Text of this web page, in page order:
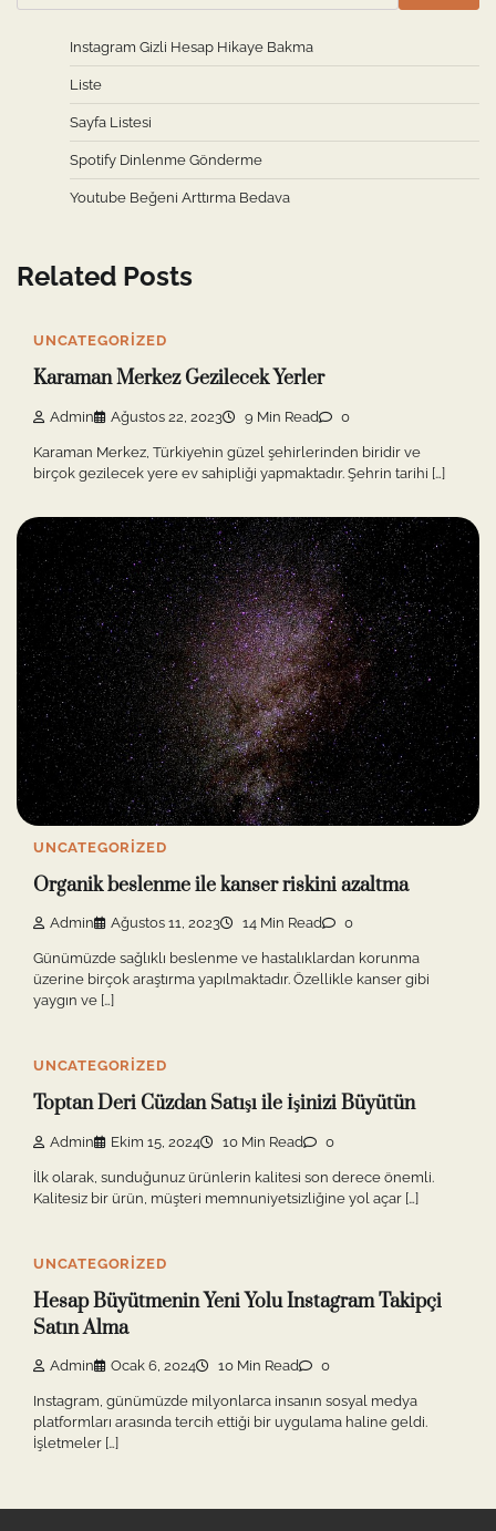
Instagram Gizli Hesap Hikaye Bakma
Liste
Sayfa Listesi
Spotify Dinlenme Gönderme
Youtube Beğeni Arttırma Bedava
Related Posts
UNCATEGORIZED
Karaman Merkez Gezilecek Yerler
Admin Ağustos 22, 2023 9 Min Read 0
Karaman Merkez, Türkiye’nin güzel şehirlerinden biridir ve
birçok gezilecek yere ev sahipliği yapmaktadır. Şehrin tarihi […]
UNCATEGORIZED
Organik beslenme ile kanser riskini azaltma
Admin Ağustos 11, 2023 14 Min Read 0
Günümüzde sağlıklı beslenme ve hastalıklardan korunma
üzerine birçok araştırma yapılmaktadır. Özellikle kanser gibi
yaygın ve […]
UNCATEGORIZED
Toptan Deri Cüzdan Satışı ile İşinizi Büyütün
Admin Ekim 15, 2024 10 Min Read 0
İlk olarak, sunduğunuz ürünlerin kalitesi son derece önemli.
Kalitesiz bir ürün, müşteri memnuniyetsizliğine yol açar […]
UNCATEGORIZED
Hesap Büyütmenin Yeni Yolu Instagram Takipçi
Satın Alma
Admin Ocak 6, 2024 10 Min Read 0
Instagram, günümüzde milyonlarca insanın sosyal medya
platformları arasında tercih ettiği bir uygulama haline geldi.
İşletmeler […]